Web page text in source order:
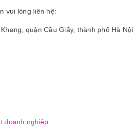
vui lòng liên hệ:
quận Cầu Giấy, thành phố Hà Nội
doanh nghiệp